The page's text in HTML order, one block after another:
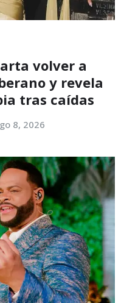
volver a
y revela
tras caídas
8, 2026